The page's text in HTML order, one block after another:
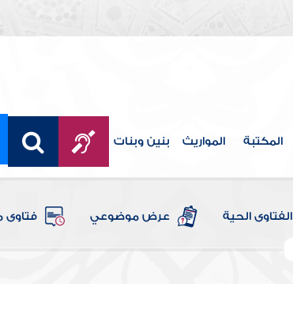
المكتبة المواريث بنين وبنات
الفتاوى الحية عرض موضوعي فتاوى